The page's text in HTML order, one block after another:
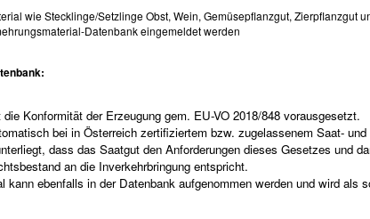
wie Stecklinge/Setzlinge Obst, Wein, Gemüsepflanzgut, Zierpflanzgut
Datenbank eingemeldet werden
Konformität der Erzeugung gem. EU-VO 2018/848 vorausgesetzt.
bei in Österreich zertifiziertem bzw. zugelassenem Saat-
dass das Saatgut den Anforderungen dieses Gesetzes und
an die Inverkehrbringung entspricht.
kann ebenfalls in der Datenbank aufgenommen werden und wird als